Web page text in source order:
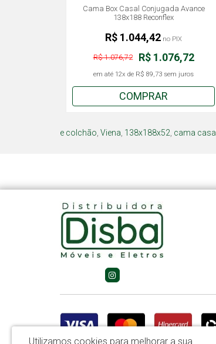
Cama Box Casal Conjugada Avance
138x188 Reconflex
R$ 1.076,72
R$ 1.076,72
em até 12x de R$ 89,73 sem juros
R$ 1.044,42 no PIX
COMPRAR
e colchão Viena 138x188x52 cama casal
Utilizamos cookies para melhorar a sua